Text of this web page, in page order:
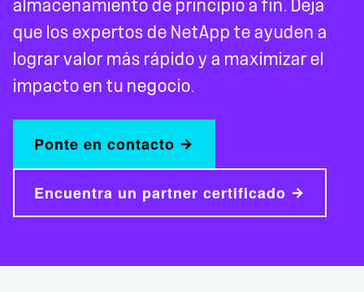
almacenamiento de principio a fin. Deja
que los expertos de NetApp te ayuden a
lograr valor más rápido y a maximizar el
impacto en tu negocio.
Ponte en contacto
Encuentra un partner certificado